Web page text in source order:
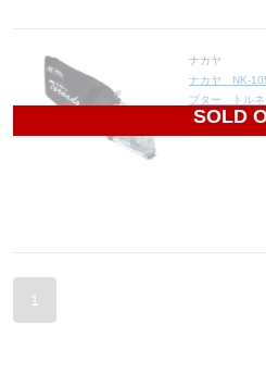
SOLD
ナカヤ
ナカヤ NK-
プター トルネ
5,200
1